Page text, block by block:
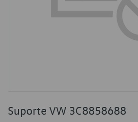
Suporte VW 3C8858688